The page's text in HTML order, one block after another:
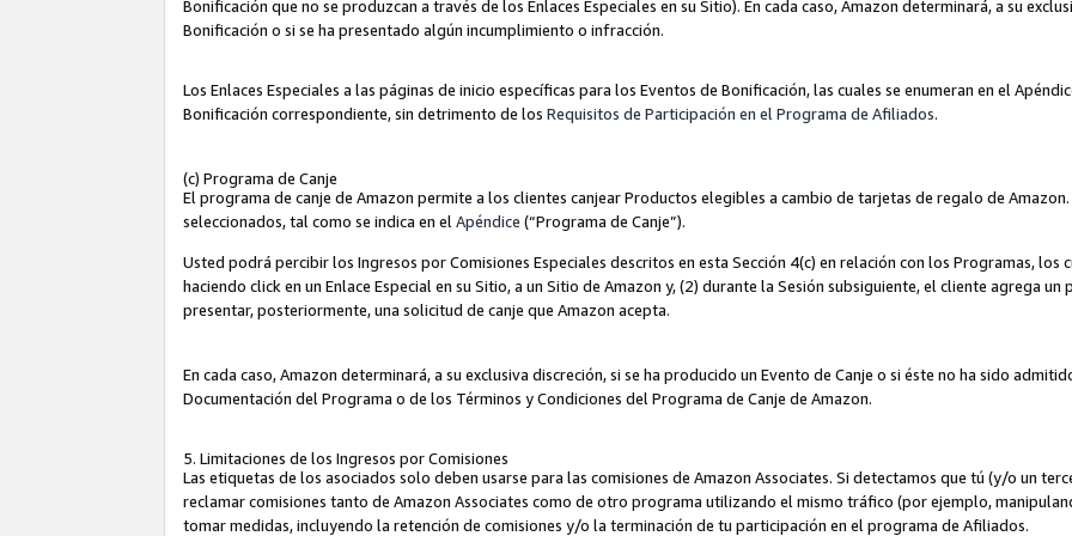
Bonificación que no se produzcan a través de los Enlaces Especiales en su Sitio). En cada caso, Amazon determinará, a su
Bonificación o si se ha presentado algún incumplimiento o infracción.
Los Enlaces Especiales a las páginas de inicio específicas para los Eventos de Bonificación, las cuales se enumeran en el
Bonificación correspondiente, sin detrimento de los Requisitos de Participación en el Programa de Afiliados.
(c) Programa de Canje
El programa de canje de Amazon permite a los clientes canjear Productos elegibles a cambio de tarjetas de regalo de
seleccionados, tal como se indica en el Apéndice (“Programa de Canje”).
Usted podrá percibir los Ingresos por Comisiones Especiales descritos en esta Sección 4(c) en relación con los Programas, los
haciendo click en un Enlace Especial en su Sitio, a un Sitio de Amazon y, (2) durante la Sesión subsiguiente, el cliente agrega
presentar, posteriormente, una solicitud de canje que Amazon acepta.
En cada caso, Amazon determinará, a su exclusiva discreción, si se ha producido un Evento de Canje o si éste no ha sido
Documentación del Programa o de los Términos y Condiciones del Programa de Canje de Amazon.
5. Limitaciones de los Ingresos por Comisiones
Las etiquetas de los asociados solo deben usarse para las comisiones de Amazon Associates. Si detectamos que tú (y/o un
reclamar comisiones tanto de Amazon Associates como de otro programa utilizando el mismo tráfico (por ejemplo,
tomar medidas, incluyendo la retención de comisiones y/o la terminación de tu participación en el programa de Afiliados.